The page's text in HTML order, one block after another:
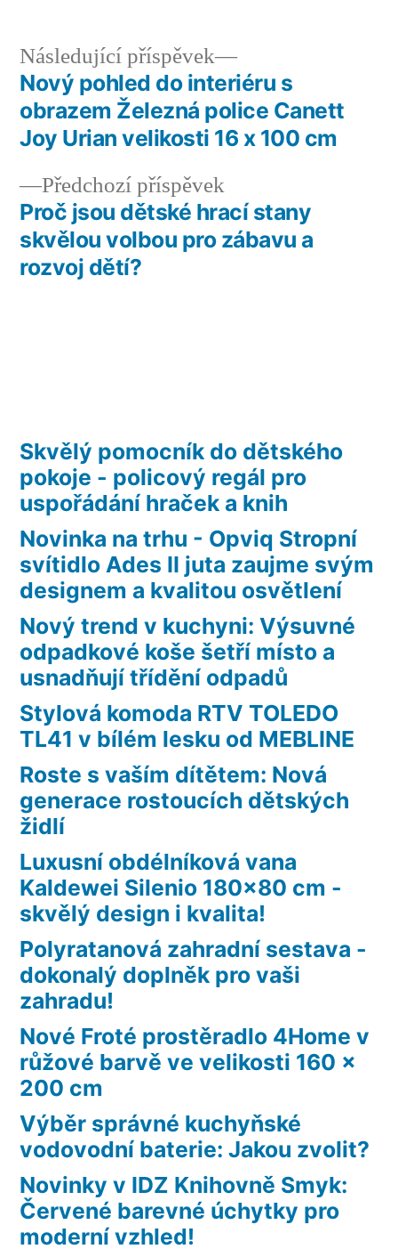
Navigace
pro
příspěvek
Předchozí příspěvekPředchozí
příspěvek:
Proč jsou dětské hrací stany
skvělou volbou pro zábavu a
rozvoj dětí?
Následující příspěvek
Následující
příspěvek:
Nový pohled do interiéru s
obrazem Železná police Canett
Joy Urian velikosti 16 x 100 cm
Skvělý pomocník do dětského
pokoje - policový regál pro
uspořádání hraček a knih
Novinka na trhu - Opviq Stropní
svítidlo Ades II juta zaujme svým
designem a kvalitou osvětlení
Nový trend v kuchyni: Výsuvné
odpadkové koše šetří místo a
usnadňují třídění odpadů
Stylová komoda RTV TOLEDO
TL41 v bílém lesku od MEBLINE
Roste s vaším dítětem: Nová
generace rostoucích dětských
židlí
Luxusní obdélníková vana
Kaldewei Silenio 180×80 cm -
skvělý design i kvalita!
Polyratanová zahradní sestava -
dokonalý doplněk pro vaši
zahradu!
Nové Froté prostěradlo 4Home v
růžové barvě ve velikosti 160 x
200 cm
Výběr správné kuchyňské
vodovodní baterie: Jakou zvolit?
Novinky v IDZ Knihovně Smyk:
Červené barevné úchytky pro
moderní vzhled!